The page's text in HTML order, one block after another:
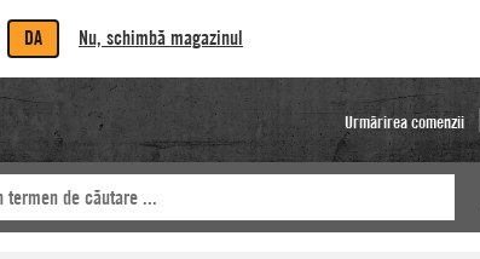
DA Nu, schimbă magazinul
Urmărirea comenzii